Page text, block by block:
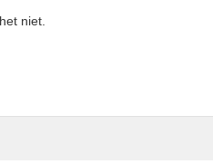
niet.